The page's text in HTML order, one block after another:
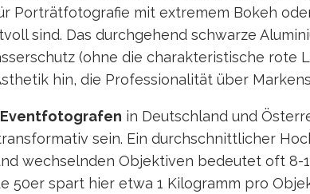
Porträtfotografie mit extremem Bokeh
sind. Das durchgehend schwarze
(ohne die charakteristische rote
hin, die Professionalität über
in Deutschland und
sein. Ein durchschnittlicher
wechselnden Objektiven bedeutet oft 8-
50er spart hier etwa 1 Kilogramm pro